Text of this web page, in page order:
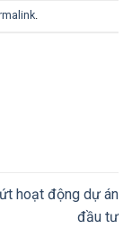
hoạt động dự án
đầu tư